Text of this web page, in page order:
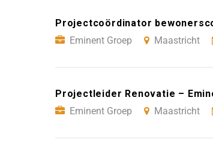
Projectcoördinator
Eminent Groep
Maastricht
Projectleider Renovatie –
Eminent Groep
Maastricht